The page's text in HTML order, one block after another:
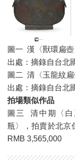
圖一 漢〈獸環扁
出處：摘錄自台北
圖二 清〈玉龍紋
出處：摘錄自台北
拍場類似作品
圖三 清中期〈白
瓶〉，拍賣於北京
RMB 3,565,000